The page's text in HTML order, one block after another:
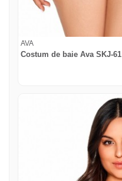
AVA
Costum de baie Ava SKJ-61